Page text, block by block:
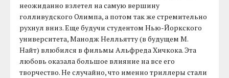
неожиданно взлетел на самую вершину
голливудского Олимпа, а потом так же стремительно
рухнул вниз. Еще будучи студентом Нью-Йоркского
университета, Манодж Нелльятту (в будущем М.
Найт) влюбился в фильмы Альфреда Хичкока. Эта
любовь оказала большое влияние на все его
творчество. Не случайно, что именно триллеры стали